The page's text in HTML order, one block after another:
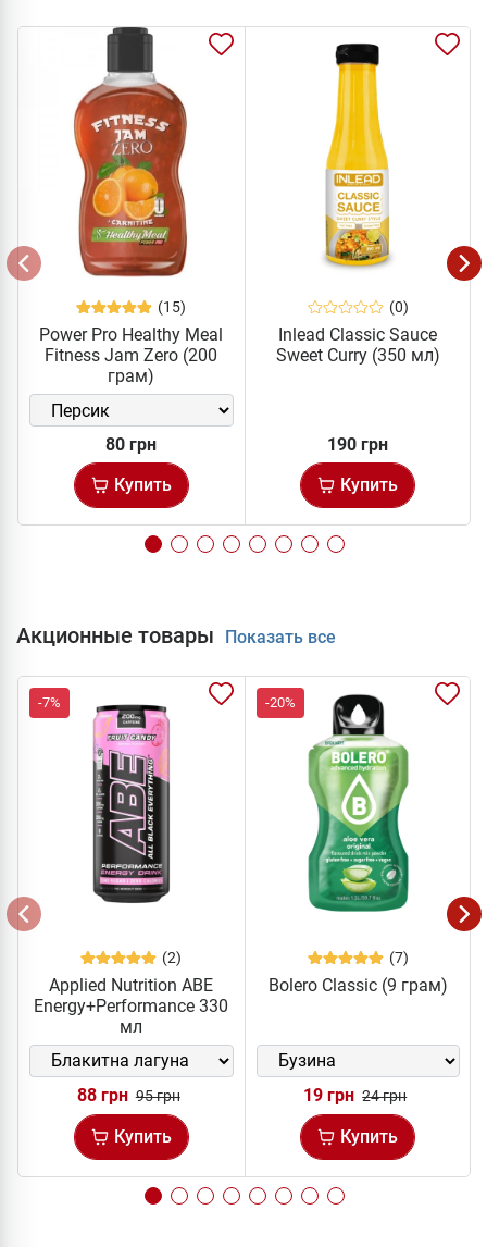
(15)
Power Pro Healthy Meal
Fitness Jam Zero (200
грам)
80 грн
Купить
(0)
Inlead Classic Sauce
Sweet Curry (350 мл)
190 грн
Купить
Акционные товары Показать все
-7%
(2)
Applied Nutrition ABE
Energy+Performance 330
мл
88 грн 95 грн
Купить
-20%
(7)
Bolero Classic (9 грам)
19 грн 24 грн
Купить